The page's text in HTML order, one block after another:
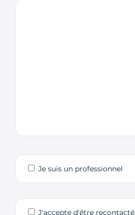
Je suis un professionnel
J'accepte d'être recontacté